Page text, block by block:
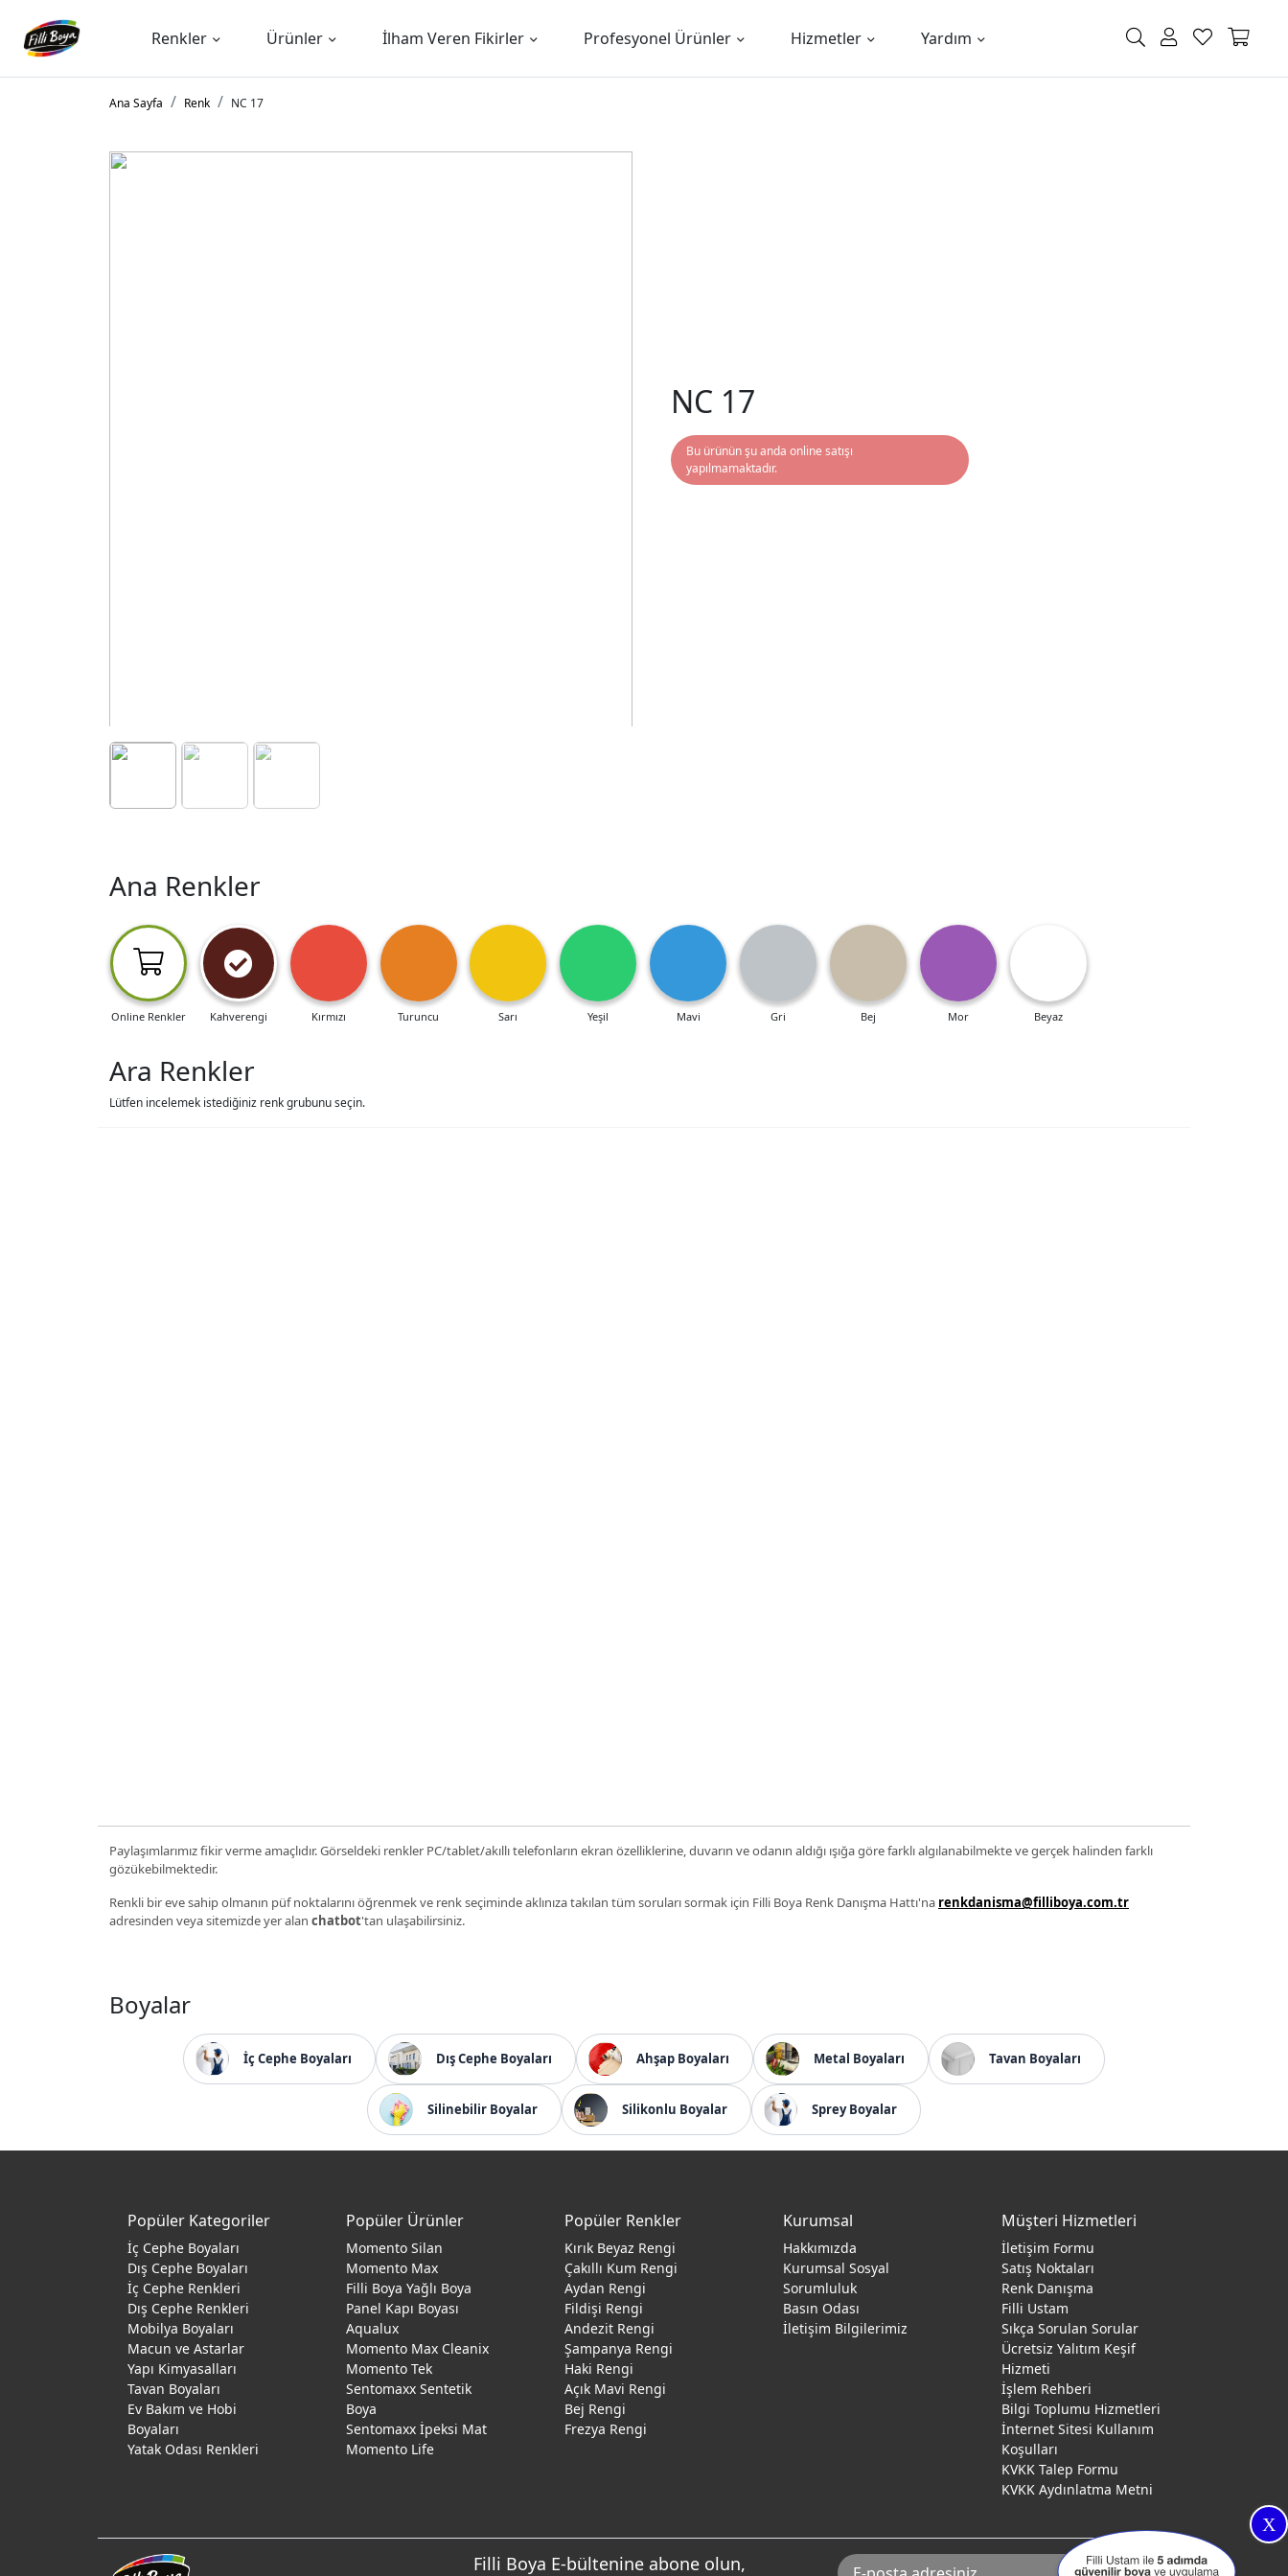
Renkler Ürünler İlham Veren Fikirler Profesyonel Ürünler Hizmetler Yardım
Ana Sayfa Renk NC 17
NC 17
Bu ürünün şu anda online satışı
yapılmamaktadır.
Ana Renkler
Online Renkler Kahverengi Kırmızı Turuncu Sarı Yeşil Mavi Gri Bej Mor Beyaz
Ara Renkler
Lütfen incelemek istediğiniz renk grubunu seçin.
Paylaşımlarımız fikir verme amaçlıdır. Görseldeki renkler PC/tablet/akıllı telefonların ekran özelliklerine, duvarın ve odanın aldığı ışığa göre farklı algılanabilmekte ve gerçek halinden farklı
gözükebilmektedir.
Renkli bir eve sahip olmanın püf noktalarını öğrenmek ve renk seçiminde aklınıza takılan tüm soruları sormak için Filli Boya Renk Danışma Hattı'na renkdanisma@filliboya.com.tr
adresinden veya sitemizde yer alan chatbot'tan ulaşabilirsiniz.
Boyalar
İç Cephe Boyaları Dış Cephe Boyaları Ahşap Boyaları Metal Boyaları Tavan Boyaları
Silinebilir Boyalar Silikonlu Boyalar Sprey Boyalar
X
Popüler Kategoriler
İç Cephe Boyaları
Dış Cephe Boyaları
İç Cephe Renkleri
Dış Cephe Renkleri
Mobilya Boyaları
Macun ve Astarlar
Yapı Kimyasalları
Tavan Boyaları
Ev Bakım ve Hobi
Boyaları
Yatak Odası Renkleri
Popüler Ürünler
Momento Silan
Momento Max
Filli Boya Yağlı Boya
Panel Kapı Boyası
Aqualux
Momento Max Cleanix
Momento Tek
Sentomaxx Sentetik
Boya
Sentomaxx İpeksi Mat
Momento Life
Popüler Renkler
Kırık Beyaz Rengi
Çakıllı Kum Rengi
Aydan Rengi
Fildişi Rengi
Andezit Rengi
Şampanya Rengi
Haki Rengi
Açık Mavi Rengi
Bej Rengi
Frezya Rengi
Kurumsal
Hakkımızda
Kurumsal Sosyal
Sorumluluk
Basın Odası
İletişim Bilgilerimiz
Müşteri Hizmetleri
İletişim Formu
Satış Noktaları
Renk Danışma
Filli Ustam
Sıkça Sorulan Sorular
Ücretsiz Yalıtım Keşif
Hizmeti
İşlem Rehberi
Bilgi Toplumu Hizmetleri
İnternet Sitesi Kullanım
Koşulları
KVKK Talep Formu
KVKK Aydınlatma Metni
Filli Boya E-bültenine abone olun,